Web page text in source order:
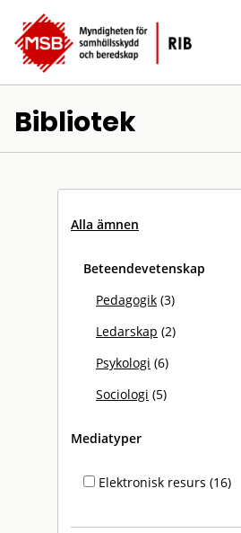
Bibliotek
Alla ämnen
Beteendevetenskap
Pedagogik (3)
Ledarskap (2)
Psykologi (6)
Sociologi (5)
Mediatyper
Elektronisk resurs (16)